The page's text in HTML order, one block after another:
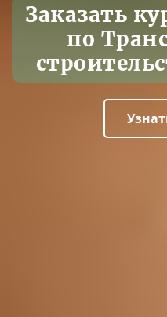
Заказать
по